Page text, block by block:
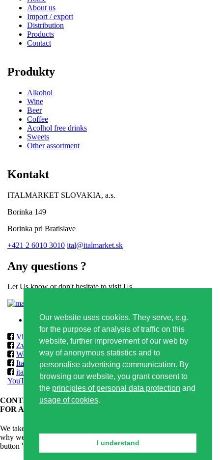
Our website uses cookies. They serve, e.g.
for the purpose of analysis of traffic on this
website, further improvement of our web by
way of anonymous statistics and to
personalise advertising communication. By
browsing our website, you grant consent to
the principles of personal data protection and
usage of cookies.
I understand
About us
Import / export
Distribution
Products
Contact
Produkty
Alkohol
Wine
Beer
Coffee
Acolhol free drinks
Sweets
Other assortment
Kontakt
ITALMARKET SLOVAKIA, a.s.
Borinka 149
Borinka pri Bratislave
+421 2 6010 3010 ital@italmarket.sk
Any questions ?
Let Us know or don't hesitate to visit Us
Privacy policy
Vilmos
Zwack
World Class & Reserve Brands Club
ItalmarketSlovakia
italmarketslovakia
YouTube
CONTENT OF THIS WEBSITE IS APPROPRIATE ONLY
FOR ADULTS.
We take care of responsible alcoholic drinks consumption and that's
why we kindly ask you for confirmation of your age. By clicking on
button "I am 18+ years old" you confirm that you are older than 18.